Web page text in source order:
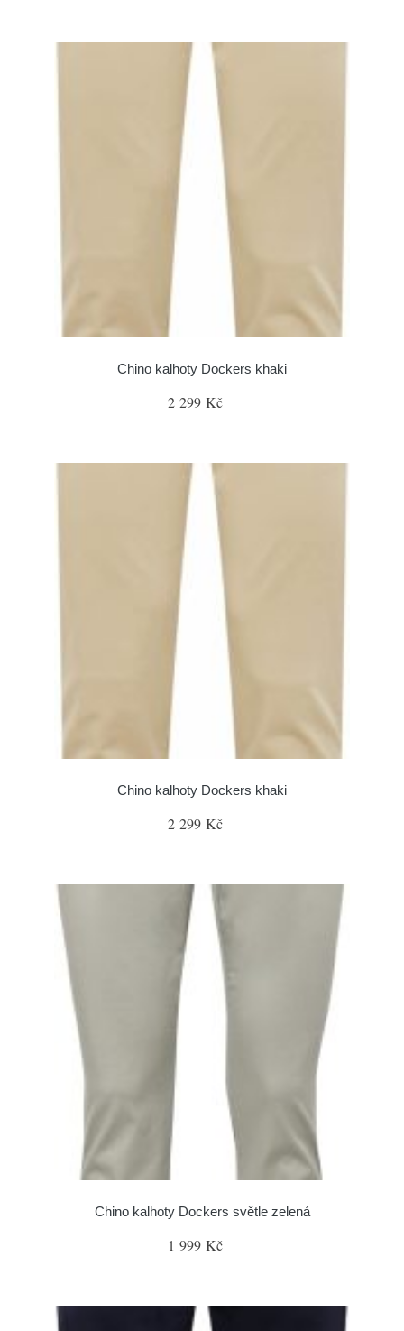
Chino kalhoty Dockers khaki
2 299 Kč
Chino kalhoty Dockers khaki
2 299 Kč
Chino kalhoty Dockers světle zelená
1 999 Kč